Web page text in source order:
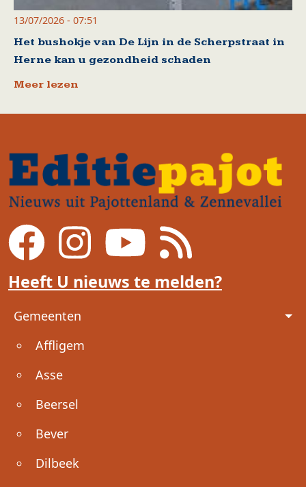
13/07/2026 - 07:51
Het bushokje van De Lijn in de Scherpstraat in
Herne kan u gezondheid schaden
Meer lezen
Heeft U nieuws te melden?
Voet
Gemeenten
Affligem
Asse
Beersel
Bever
Dilbeek